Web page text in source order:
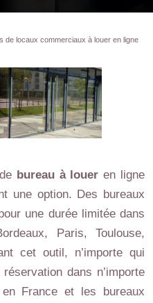
de locaux commerciaux à louer en ligne
bureau à louer en ligne
une option. Des bureaux
une durée limitée dans
Paris, Toulouse,
cet outil, n’importe qui
dans n’importe
France et les bureaux